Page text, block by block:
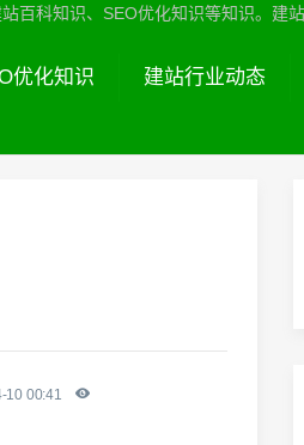
百科知识、SEO优化知识等知识。建
优化知识 建站行业动态
10 00:41